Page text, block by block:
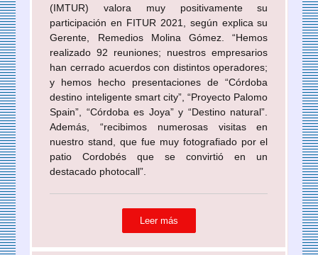
(IMTUR) valora muy positivamente su
participación en FITUR 2021, según explica su
Gerente, Remedios Molina Gómez. “Hemos
realizado 92 reuniones; nuestros empresarios
han cerrado acuerdos con distintos operadores;
y hemos hecho presentaciones de “Córdoba
destino inteligente smart city”, “Proyecto Palomo
Spain”, “Córdoba es Joya” y “Destino natural”.
Además, “recibimos numerosas visitas en
nuestro stand, que fue muy fotografiado por el
patio Cordobés que se convirtió en un
destacado photocall”.
Leer más